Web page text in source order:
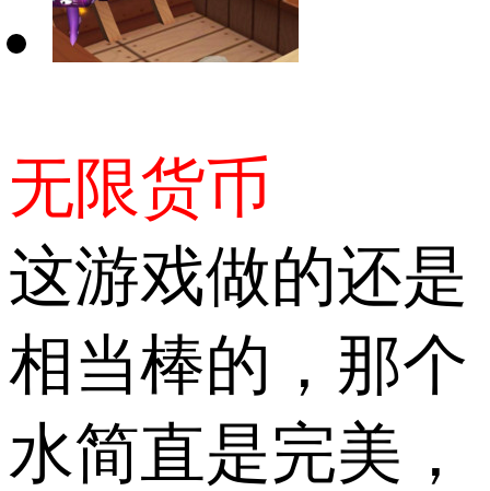
无限货币
这游戏做的还是
相当棒的，那个
水简直是完美，